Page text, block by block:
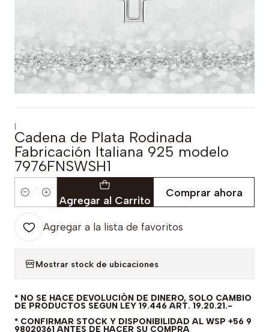
|
Cadena de Plata Rodinada
Fabricación Italiana 925 modelo
7976FNSWSH1
Cantidad Agregar al Carrito
Comprar ahora
Agregar a la lista de favoritos
Mostrar stock de ubicaciones
* NO SE HACE DEVOLUCIÓN DE DINERO, SOLO CAMBIO
DE PRODUCTOS SEGUN LEY 19.446 ART. 19.20.21.-
* CONFIRMAR STOCK Y DISPONIBILIDAD AL WSP +56 9
98020361 ANTES DE HACER SU COMPRA